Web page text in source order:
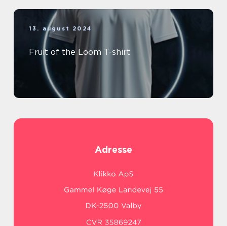
13. august 2024
Fruit of the Loom T-shirt
Adresse